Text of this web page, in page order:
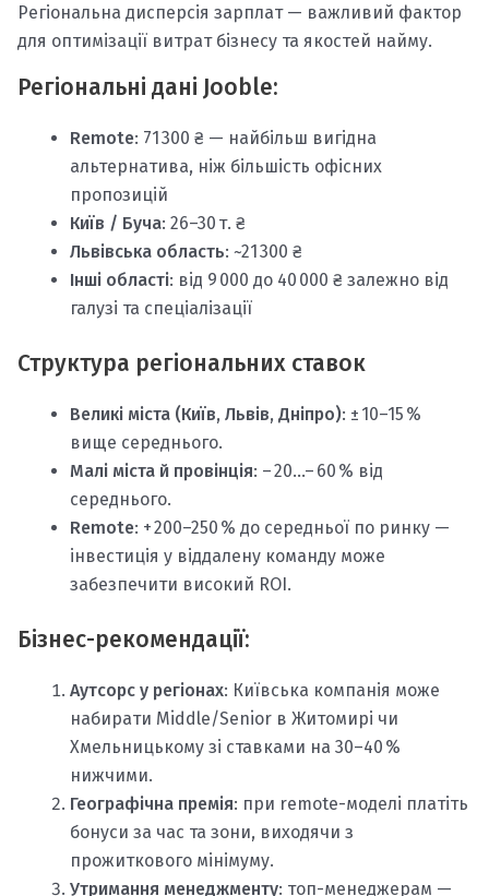
Регіональна дисперсія зарплат — важливий фактор
для оптимізації витрат бізнесу та якостей найму.
Регіональні дані Jooble:
Remote: 71 300 ₴ — найбільш вигідна
альтернатива, ніж більшість офісних
пропозицій
Київ / Буча: 26–30 т. ₴
Львівська область: ~21 300 ₴
Інші області: від 9 000 до 40 000 ₴ залежно від
галузі та спеціалізації
Структура регіональних ставок
Великі міста (Київ, Львів, Дніпро): ± 10–15 %
вище середнього.
Малі міста й провінція: – 20…– 60 % від
середнього.
Remote: + 200–250 % до середньої по ринку —
інвестиція у віддалену команду може
забезпечити високий ROI.
Бізнес-рекомендації:
Аутсорс у регіонах: Київська компанія може
набирати Middle/Senior в Житомирі чи
Хмельницькому зі ставками на 30–40 %
нижчими.
Географічна премія: при remote-моделі платіть
бонуси за час та зони, виходячи з
прожиткового мінімуму.
Утримання менеджменту: топ-менеджерам —